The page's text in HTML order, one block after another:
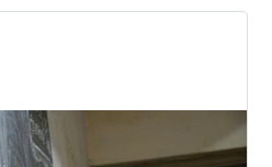
て静かな“幸せ”の気づきです。
きだって幸せは感じられる」
エピソード…